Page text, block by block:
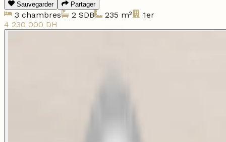
Sauvegarder Partager
3 chambres 2 SDB 235 m²
1er
4 230 000 DH